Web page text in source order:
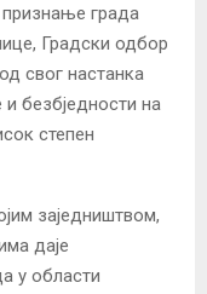
града
Градски одбор
свог настанка
безбједности на
степен
заједништвом,
даје
у области